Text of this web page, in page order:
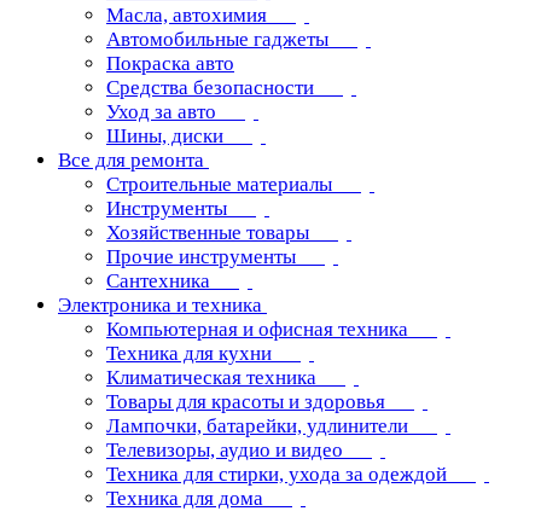
Масла, автохимия
Автомобильные гаджеты
Покраска авто
Средства безопасности
Уход за авто
Шины, диски
Все для ремонта
Строительные материалы
Инструменты
Хозяйственные товары
Прочие инструменты
Сантехника
Электроника и техника
Компьютерная и офисная техника
Техника для кухни
Климатическая техника
Товары для красоты и здоровья
Лампочки, батарейки, удлинители
Телевизоры, аудио и видео
Техника для стирки, ухода за одеждой
Техника для дома